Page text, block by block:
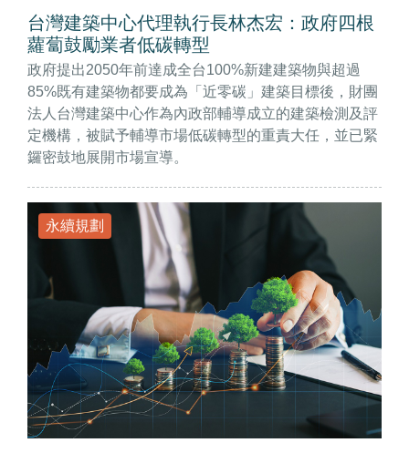
台灣建築中心代理執行長林杰宏：政府四根
蘿蔔鼓勵業者低碳轉型
政府提出2050年前達成全台100%新建建築物與超過
85%既有建築物都要成為「近零碳」建築目標後，財團
法人台灣建築中心作為內政部輔導成立的建築檢測及評
定機構，被賦予輔導市場低碳轉型的重責大任，並已緊
鑼密鼓地展開市場宣導。
永續規劃